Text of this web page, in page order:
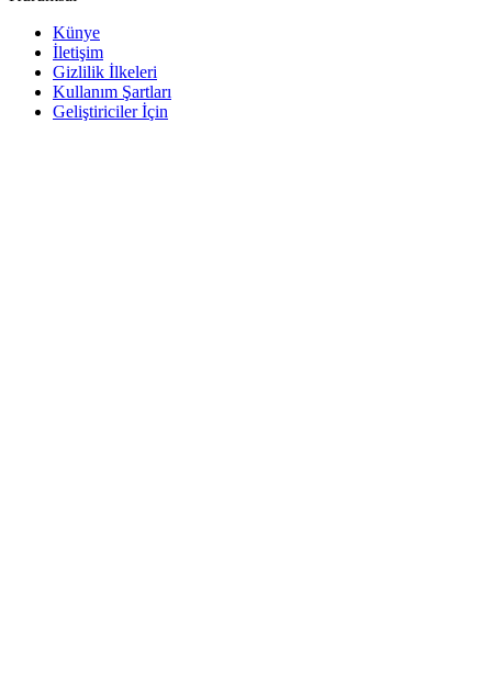
Künye
İletişim
Gizlilik İlkeleri
Kullanım Şartları
Geliştiriciler İçin